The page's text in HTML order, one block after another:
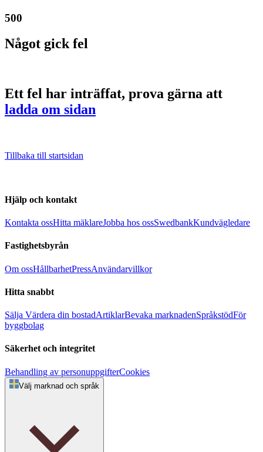
500
Något gick fel
Ett fel har inträffat, prova gärna att
ladda om sidan
Tillbaka till startsidan
Hjälp och kontakt
Kontakta ossHitta mäklareJobba hos ossSwedbankKundvägledare
Fastighetsbyrån
Om ossHållbarhetPressAnvändarvillkor
Hitta snabbt
Sälja Värdera din bostadArtiklarBevaka marknadenSpråkstödFör
byggbolag
Säkerhet och integritet
Behandling av personuppgifterCookies
Välj marknad och språk